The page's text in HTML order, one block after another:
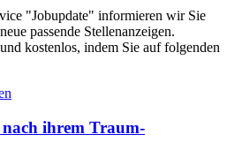
"Jobupdate" informieren wir Sie
passende Stellenanzeigen.
kostenlos, indem Sie auf folgenden
nach ihrem Traum-